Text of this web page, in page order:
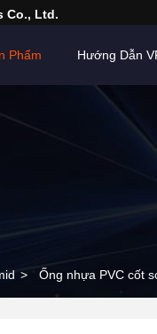
Co., Ltd.
Phẩm Hướng Dẫn
> Ống nhựa PVC cốt